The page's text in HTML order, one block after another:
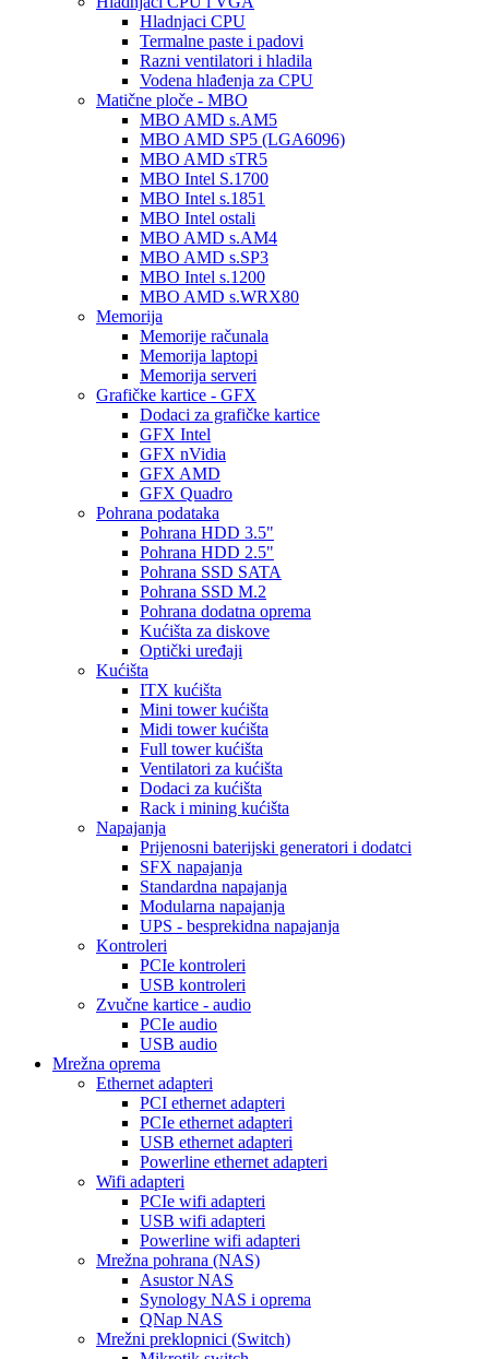
Hladnjaci CPU
Termalne paste i padovi
Razni ventilatori i hladila
Vodena hlađenja za CPU
Matične ploče - MBO
MBO AMD s.AM5
MBO AMD SP5 (LGA6096)
MBO AMD sTR5
MBO Intel S.1700
MBO Intel s.1851
MBO Intel ostali
MBO AMD s.AM4
MBO AMD s.SP3
MBO Intel s.1200
MBO AMD s.WRX80
Memorija
Memorije računala
Memorija laptopi
Memorija serveri
Grafičke kartice - GFX
Dodaci za grafičke kartice
GFX Intel
GFX nVidia
GFX AMD
GFX Quadro
Pohrana podataka
Pohrana HDD 3.5"
Pohrana HDD 2.5"
Pohrana SSD SATA
Pohrana SSD M.2
Pohrana dodatna oprema
Kućišta za diskove
Optički uređaji
Kućišta
ITX kućišta
Mini tower kućišta
Midi tower kućišta
Full tower kućišta
Ventilatori za kućišta
Dodaci za kućišta
Rack i mining kućišta
Napajanja
Prijenosni baterijski generatori i dodatci
SFX napajanja
Standardna napajanja
Modularna napajanja
UPS - besprekidna napajanja
Kontroleri
PCIe kontroleri
USB kontroleri
Zvučne kartice - audio
PCIe audio
USB audio
Mrežna oprema
Ethernet adapteri
PCI ethernet adapteri
PCIe ethernet adapteri
USB ethernet adapteri
Powerline ethernet adapteri
Wifi adapteri
PCIe wifi adapteri
USB wifi adapteri
Powerline wifi adapteri
Mrežna pohrana (NAS)
Asustor NAS
Synology NAS i oprema
QNap NAS
Mrežni preklopnici (Switch)